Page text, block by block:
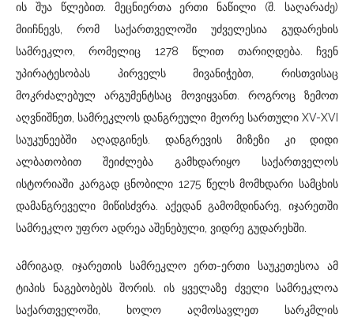
ის შუა წლებით. მეცნიერთა ერთი ნაწილი (შ. საღარაძე)
მიიჩნევს, რომ საქართველოში უძველესია გუდარეხის
სამრეკლო, რომელიც 1278 წლით თარიღდება. ჩვენ
უპირატესობას პირველს მივანიჭებთ, რისთვისაც
მოკრძალებულ არგუმენტსაც მოვიყვანთ. როგროც ზემოთ
აღვნიშნეთ, სამრეკლოს დანგრეული მეორე სართული XV-XVI
საუკუნეებში აღადგინეს. დანგრევის მიზეზი კი დიდი
ალბათობით შეიძლება გამხდარიყო საქართველოს
ისტორიაში კარგად ცნობილი 1275 წელს მომხდარი სამცხის
დამანგრეველი მიწისძვრა. აქედან გამომდინარე, იჯარეთში
სამრეკლო უფრო ადრეა აშენებული, ვიდრე გუდარეხში.
ამრიგად, იჯარეთის სამრეკლო ერთ-ერთი საუკეთესოა ამ
ტიპის ნაგებობებს შორის. ის ყველაზე ძველი სამრეკლოა
საქართველოში, ხოლო აღმოსავლეთ სარკმლის